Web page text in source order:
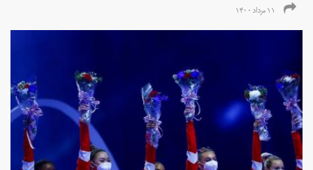
۱۱ مرداد ۱۴۰۰